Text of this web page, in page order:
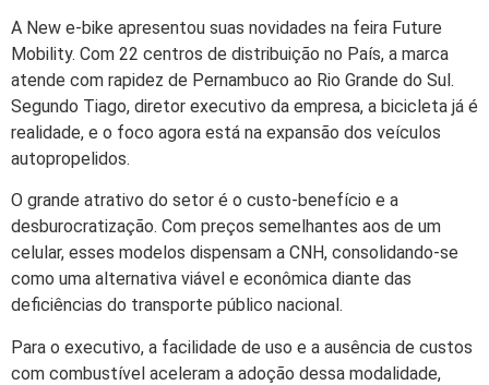
A New e-bike apresentou suas novidades na feira Future
Mobility. Com 22 centros de distribuição no País, a marca
atende com rapidez de Pernambuco ao Rio Grande do Sul.
Segundo Tiago, diretor executivo da empresa, a bicicleta já é
realidade, e o foco agora está na expansão dos veículos
autopropelidos.
O grande atrativo do setor é o custo-benefício e a
desburocratização. Com preços semelhantes aos de um
celular, esses modelos dispensam a CNH, consolidando-se
como uma alternativa viável e econômica diante das
deficiências do transporte público nacional.
Para o executivo, a facilidade de uso e a ausência de custos
com combustível aceleram a adoção dessa modalidade,